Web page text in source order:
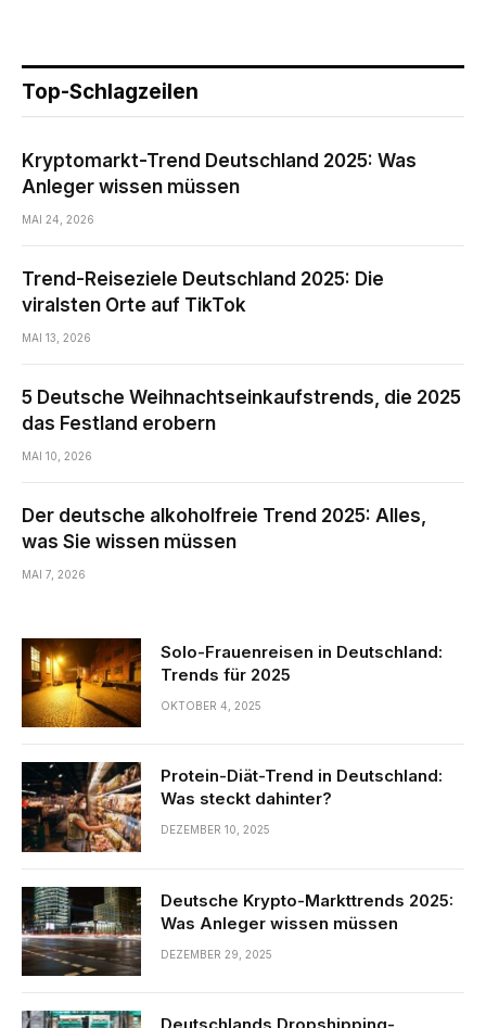
Top-Schlagzeilen
Kryptomarkt-Trend Deutschland 2025: Was
Anleger wissen müssen
MAI 24, 2026
Trend-Reiseziele Deutschland 2025: Die
viralsten Orte auf TikTok
MAI 13, 2026
5 Deutsche Weihnachtseinkaufstrends, die 2025
das Festland erobern
MAI 10, 2026
Der deutsche alkoholfreie Trend 2025: Alles,
was Sie wissen müssen
MAI 7, 2026
Solo-Frauenreisen in Deutschland:
Trends für 2025
OKTOBER 4, 2025
Protein-Diät-Trend in Deutschland:
Was steckt dahinter?
DEZEMBER 10, 2025
Deutsche Krypto-Markttrends 2025:
Was Anleger wissen müssen
DEZEMBER 29, 2025